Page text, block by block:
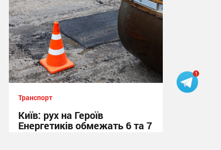
Транспорт
Київ: рух на Героїв
Енергетиків обмежать 6 та 7